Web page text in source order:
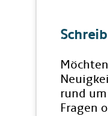
rund
Fragen